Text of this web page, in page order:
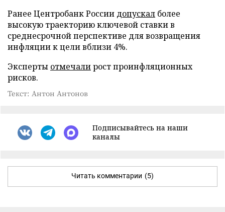
Ранее Центробанк России допускал более
высокую траекторию ключевой ставки в
среднесрочной перспективе для возвращения
инфляции к цели вблизи 4%.
Эксперты отмечалирост проинфляционных
рисков.
Текст: Антон Антонов
Подписывайтесь на наши
каналы
Читать комментарии (5)